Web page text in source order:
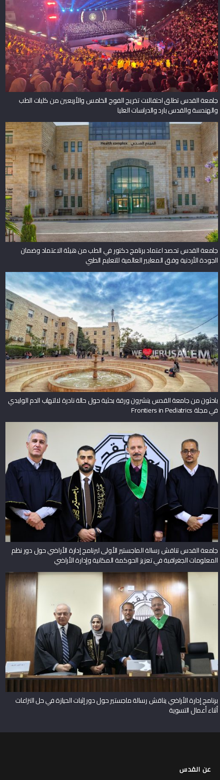
جامعة القدس تطلق احتفالات تخريج الفوج الخامس والأربعين من كليات الطب
والهندسة والقدس بارد والدراسات العليا
جامعة القدس تحصد اعتماد برنامج دكتور في الطب من هيئة الاعتماد وضمان
الجودة الأردنية وفق المعايير العالمية للتعليم الطبي
باحثون من جامعة القدس ينشرون ورقة بحثية حول حالة نادرة لالتهاب الدم الوليدي
في مجلة Frontiers in Pediatrics
جامعة القدس تناقش رسالة الماجستير الأولى لبرنامج إدارة الأراضي حول دور نظم
المعلومات الجغرافية في تعزيز الحوكمة المكانية وإدارة الأراضي
برنامج إدارة الأراضي يناقش رسالة ماجستير حول دور إثبات الحيازة في حل النزاعات
أثناء أعمال التسوية
عن القدس